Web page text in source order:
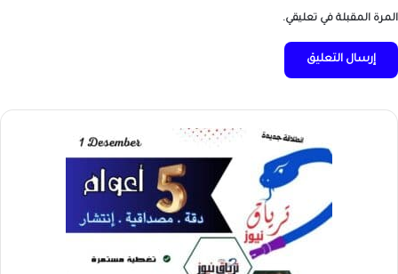
المرة المقبلة في تعليقي.